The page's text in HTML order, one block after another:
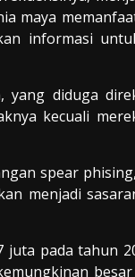
maya
informasi
yang diduga
kecuali
spear
menjadi
pada tahun